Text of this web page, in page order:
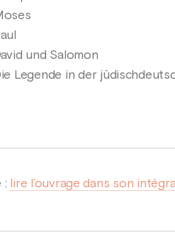
und Salomon
Legende in der
: lire l’ouvrage dans son